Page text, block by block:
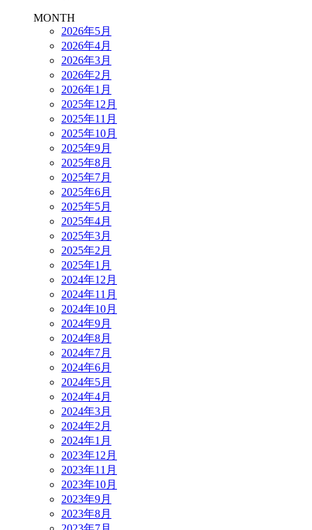
MONTH
2026年5月
2026年4月
2026年3月
2026年2月
2026年1月
2025年12月
2025年11月
2025年10月
2025年9月
2025年8月
2025年7月
2025年6月
2025年5月
2025年4月
2025年3月
2025年2月
2025年1月
2024年12月
2024年11月
2024年10月
2024年9月
2024年8月
2024年7月
2024年6月
2024年5月
2024年4月
2024年3月
2024年2月
2024年1月
2023年12月
2023年11月
2023年10月
2023年9月
2023年8月